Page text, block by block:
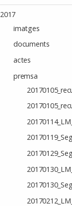
2017
imatges
documents
actes
premsa